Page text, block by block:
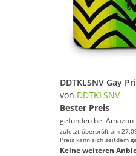
von DDTKLSNV
Bester Preis
gefunden bei Amazon
zuletzt überprüft am
Preis kann sich seitdem
Keine weiteren